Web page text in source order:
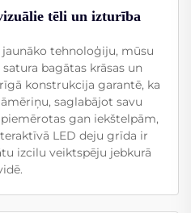
tēli un izturība
tehnoloģiju, mūsu
bagātas krāsas un
konstrukcija garantē, ka
saglabājot savu
gan iekštelpām,
LED deju grīda ir
izcilu veiktspēju jebkurā